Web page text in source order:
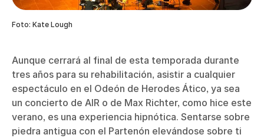
Foto: Kate Lough
Aunque cerrará al final de esta temporada durante
tres años para su rehabilitación, asistir a cualquier
espectáculo en el Odeón de Herodes Ático, ya sea
un concierto de AIR o de Max Richter, como hice este
verano, es una experiencia hipnótica. Sentarse sobre
piedra antigua con el Partenón elevándose sobre ti